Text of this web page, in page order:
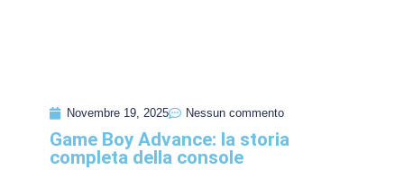
Novembre 19, 2025 Nessun commento
Game Boy Advance: la storia
completa della console